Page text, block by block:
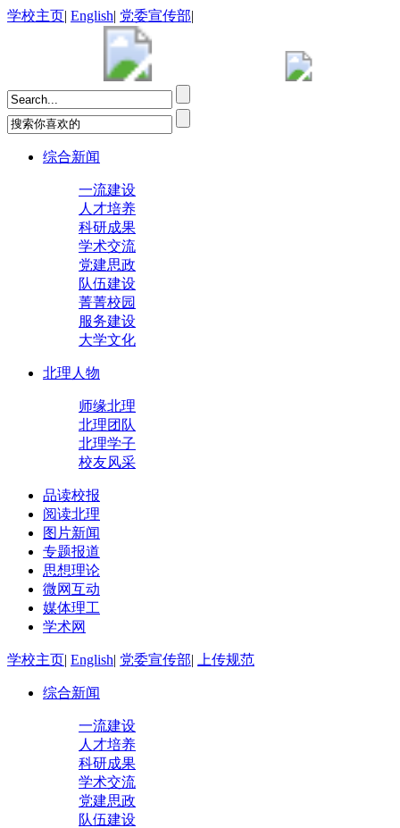
学校主页| English| 党委宣传部|
综合新闻
一流建设
人才培养
科研成果
学术交流
党建思政
队伍建设
菁菁校园
服务建设
大学文化
北理人物
师缘北理
北理团队
北理学子
校友风采
品读校报
阅读北理
图片新闻
专题报道
思想理论
微网互动
媒体理工
学术网
学校主页| English| 党委宣传部| 上传规范
综合新闻
一流建设
人才培养
科研成果
学术交流
党建思政
队伍建设